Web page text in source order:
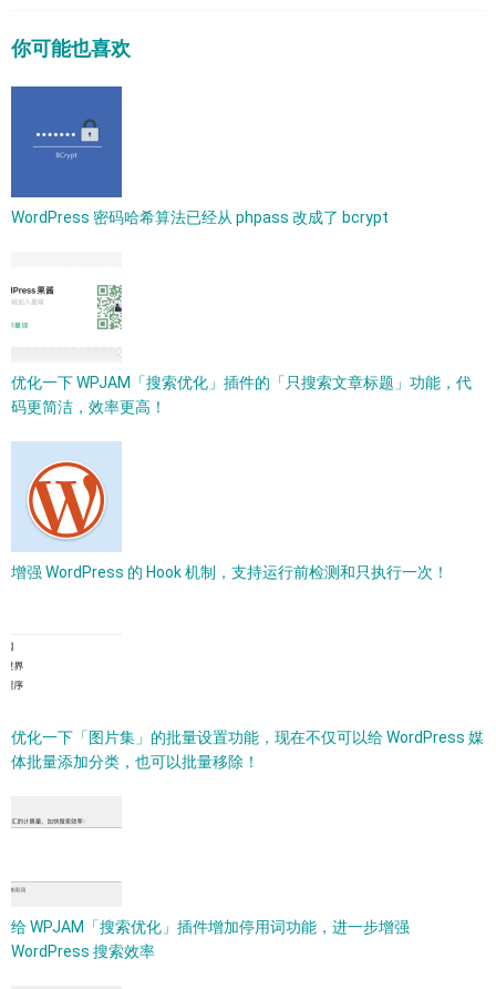
你可能也喜欢
WordPress 密码哈希算法已经从 phpass 改成了 bcrypt​
优化一下 WPJAM「搜索优化」插件的「只搜索文章标题」功能，代
码更简洁，效率更高！
增强 WordPress 的 Hook 机制，支持运行前检测和只执行一次！
优化一下「图片集」的批量设置功能，现在不仅可以给 WordPress 媒
体批量添加分类，也可以批量移除！
给 WPJAM「搜索优化」插件增加停用词功能，进一步增强
WordPress 搜索效率